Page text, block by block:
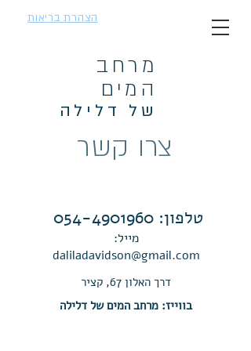
מרחב
המים
של דלילה
הצהרת בריאות
צרו קשר
טלפון: 054-4901960
מייל:
daliladavidson@gmail.com
דרך האלון 67, קציר
בווייז: מרחב המים של דלילה